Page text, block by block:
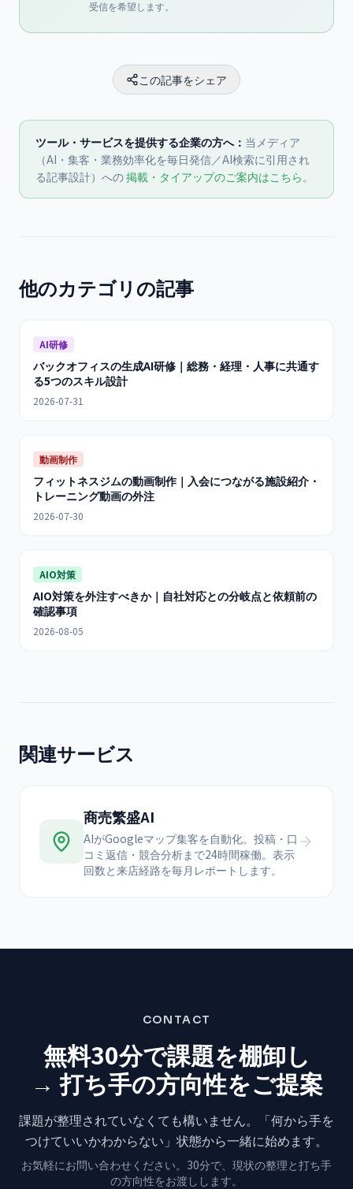
受信を希望します。
この記事をシェア
ツール・サービスを提供する企業の方へ： 当メディア
（AI・集客・業務効率化を毎日発信／AI検索に引用され
る記事設計）への掲載・タイアップのご案内はこちら。
他のカテゴリの記事
AI研修
バックオフィスの生成AI研修｜総務・経理・人事に共通す
る5つのスキル設計
2026-07-31
動画制作
フィットネスジムの動画制作｜入会につながる施設紹介・
トレーニング動画の外注
2026-07-30
AIO対策
AIO対策を外注すべきか｜自社対応との分岐点と依頼前の
確認事項
2026-08-05
関連サービス
商売繁盛AI
AIがGoogleマップ集客を自動化。投稿・口
コミ返信・競合分析まで24時間稼働。表示
回数と来店経路を毎月レポートします。
CONTACT
無料30分で課題を棚卸し
→ 打ち手の方向性をご提案
課題が整理されていなくても構いません。
「何から手を
つけていいかわからない」状態から一緒に始めます。
お気軽にお問い合わせください。 30分で、現状の整理と打ち手
の方向性をお渡しします。